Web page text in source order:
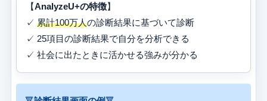
【AnalyzeU+の特徴】
✓ 累計100万人の診断結果に基づいて診断
✓ 25項目の診断結果で自分を分析できる
✓ 社会に出たときに活かせる強みが分かる